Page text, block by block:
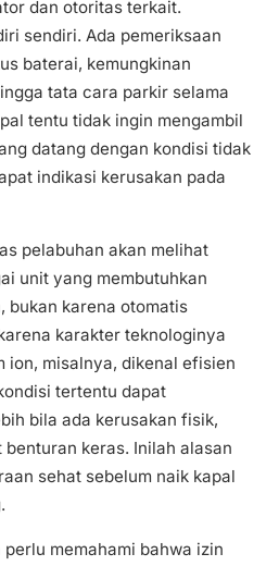
dan otoritas terkait.
sendiri. Ada pemeriksaan
baterai, kemungkinan
tata cara parkir selama
tentu tidak ingin mengambil
datang dengan kondisi tidak
indikasi kerusakan pada
pelabuhan akan melihat
unit yang membutuhkan
bukan karena otomatis
karakter teknologinya
ion, misalnya, dikenal efisien
tertentu dapat
bila ada kerusakan fisik,
keras. Inilah alasan
sehat sebelum naik kapal
memahami bahwa izin